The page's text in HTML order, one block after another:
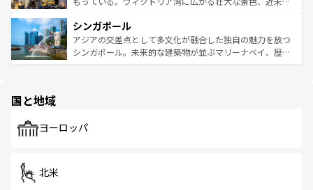
参照してほしい。
激する。気候は一年中温暖で、どの季節にも異なる楽しみ
が待っている。親しみやすいタイの人々、仏教を中心とし
た文化、そして多様な観光資源が、訪れる旅人を魅了し続
み、どこを訪れても感動するはず。観光スポットが密集し
ており、効率よく見どころを回れるのも魅力。息をのむよ
うな絶景から文化的な体験まで、香港を存分に楽しみ尽く
シンガポール
アジアの交差点として多文化が融合した独自の魅力を放つ
シンガポール。未来的な建築物が並ぶマリーナベイ、歴史
で、ホーカーズは地元の風情を楽しめる外せないスポット
国と地域
ヨーロッパ
北米